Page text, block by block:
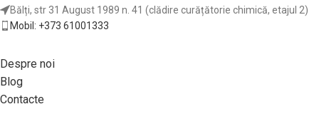
Bălți, str 31 August 1989 n. 41 (clădire curățătorie chimică, etajul 2)
Mobil: +373 61001333
Despre noi
Blog
Contacte